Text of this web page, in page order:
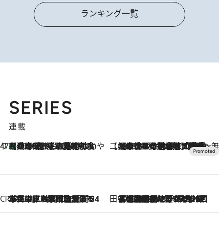
ランキング一覧
SERIES
連載
47都道府県の手みやげ ひんやりスイーツで夏を満喫
2026.8.8
【兵庫県】この夏絶対食べたい 冷やしておいしいおやつ3選 淡路島の恵みをジェラートに集約 【CREA×星野リゾート】唯一無二。癒しと発見が待つ場所へ
2026.8.7
【トンボの足水浴】ヒノキの香りに包まれて涼感マックス！約13℃の湧水かけ流しを避暑地「星野温泉 トンボの湯」で体験
CREA'S CHOICE
2026.8.7
「立川にも歌舞伎があるんだよ」 片岡仁左衛門・市川中車ら豪華座組みで4年目の立川立飛歌舞伎へ 田中稲の勝手に再ブーム
2026.8.7
「湘南乃風に憧れて」観客大盛上がりの“タオル回し”に、ラッパー顔負けの高速歌唱まで…さだまさし（74）のアグレッシブすぎる現在地